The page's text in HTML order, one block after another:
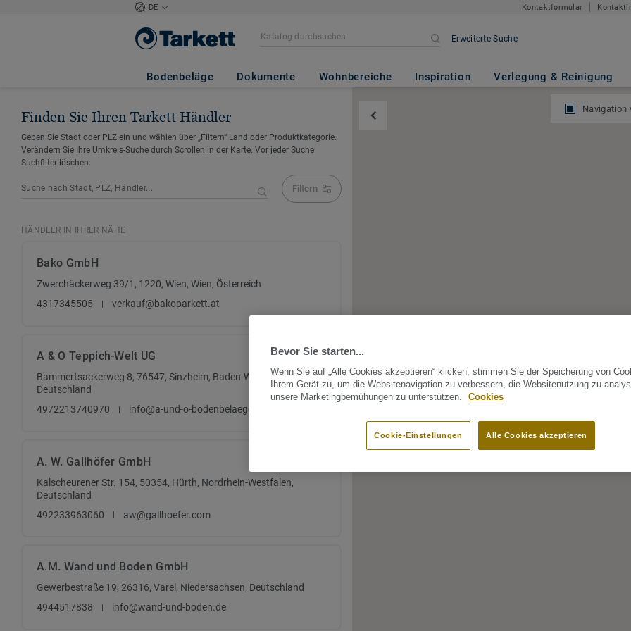
DE Kontaktformular
Erweiterte Suche
Bodenbeläge Dokumente Wohnbereiche Inspiration Verlegung & Reinigung
Finden Sie Ihren Tarkett Händler
Geben Sie Stadt oder PLZ ein und wählen über „Filtern“ Land oder Produktkategorie.
Verändern Sie Ihre Umkreis-Suche durch Scrollen in der Karte. Vor jeder Suche
Suchfilter löschen:
Filtern
HÄNDLER IN IHRER NÄHE
Bako GmbH
Zwerchäckerweg 39/1, 1220, Wien, Wien, Österreich
4317345505
verkauf@bakoparkett.at
A & O Teppich-Welt UG
Bammertsackerweg 8, 76547, Sinzheim, Baden-Württemberg,
Deutschland
4972213740970
info@a-und-o-bodenbelaege.de
A. W. Gallhöfer GmbH
Kalscheurener Str. 154, 50354, Hürth, Nordrhein-Westfalen,
Deutschland
492233963060
aw@gallhoefer.com
A.M. Wand und Boden GmbH
Gewerbestraße 19, 26316, Varel, Niedersachsen, Deutschland
4944517838
info@wand-und-boden.de
Navigation
Bevor Sie starten...
Wenn Sie auf „Alle Cookies akzeptieren“ klicken, stimmen Sie der Speicherung von
Ihrem Gerät zu, um die Websitenavigation zu verbessern, die Websitenutzung zu
unsere Marketingbemühungen zu unterstützen.
Cookies
Alle Cookies akzeptieren
Cookie-Einstellungen